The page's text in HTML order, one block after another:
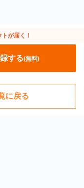
が届く！
する(無料)
に戻る